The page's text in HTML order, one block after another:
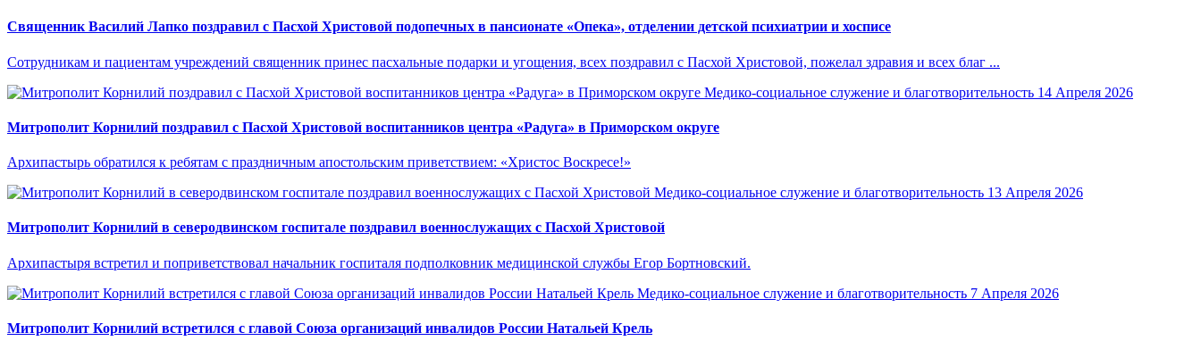
Священник Василий Лапко поздравил с Пасхой Христовой подопечных в пансионате «Опека», отделении детской психиатрии и хосписе
Сотрудникам и пациентам учреждений священник принес пасхальные подарки и угощения, всех поздравил с Пасхой Христовой, пожелал здравия и всех благ ...
Медико-социальное служение и благотворительность 14 Апреля 2026
Митрополит Корнилий поздравил с Пасхой Христовой воспитанников центра «Радуга» в Приморском округе
Архипастырь обратился к ребятам с праздничным апостольским приветствием: «Христос Воскресе!»
Медико-социальное служение и благотворительность 13 Апреля 2026
Митрополит Корнилий в северодвинском госпитале поздравил военнослужащих с Пасхой Христовой
Архипастыря встретил и поприветствовал начальник госпиталя подполковник медицинской службы Егор Бортновский.
Медико-социальное служение и благотворительность 7 Апреля 2026
Митрополит Корнилий встретился с главой Союза организаций инвалидов России Натальей Крель